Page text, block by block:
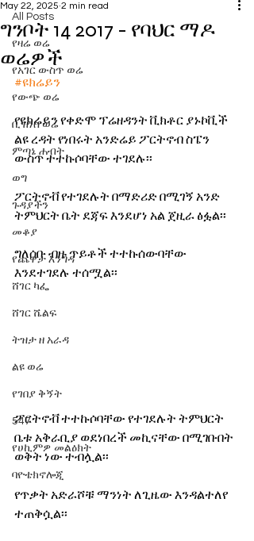
All Posts
የዛሬ ወሬ
የአገር ውስጥ ወሬ
የውጭ ወሬ
ቢዝነስ ወሬ
ምጣኔ ሐብት
ወግ
ጉዳያችን
መቆያ
የጨዋታ እንግዳ
ሸገር ካፌ
ሸገር ሼልፍ
ትዝታ ዘ አራዳ
ልዩ ወሬ
የገበያ ቅኝት
547
የሀኪምዎ መልዕክት
ባዮቴክኖሎጂ
ግንቦት 14 2017 - የባህር ማዶ
ወሬዎች
May 22, 2025 2 min read
#ዩክሬይን
የዩክሬይን የቀድሞ ፕሬዘዳንት ቪክቶር ያኑኮቪች
ልዩ ረዳት የነበሩት አንድሬይ ፖርትኖብ ስፔን
ውስጥ ተተኩሶባቸው ተገደሉ፡፡
ፖርትኖቭ የተገደሉት በማድሪድ በሚገኝ አንድ
ትምህርት ቤት ደጃፍ እንደሆነ አል ጀዚራ ፅፏል፡፡
ግለሰቡ ብዙ ጥይቶች ተተኩሰውባቸው
እንደተገደሉ ተሰሟል፡፡
ፖርትኖቭ ተተኩሶባቸው የተገደሉት ትምህርት
ቤቱ አቅራቢያ ወደነበረች መኪናቸው በሚገቡበት
ወቅት ነው ተብሏል፡፡
የጥቃት አድራሾቹ ማንነት ለጊዜው እንዳልተለየ
ተጠቅሷል፡፡